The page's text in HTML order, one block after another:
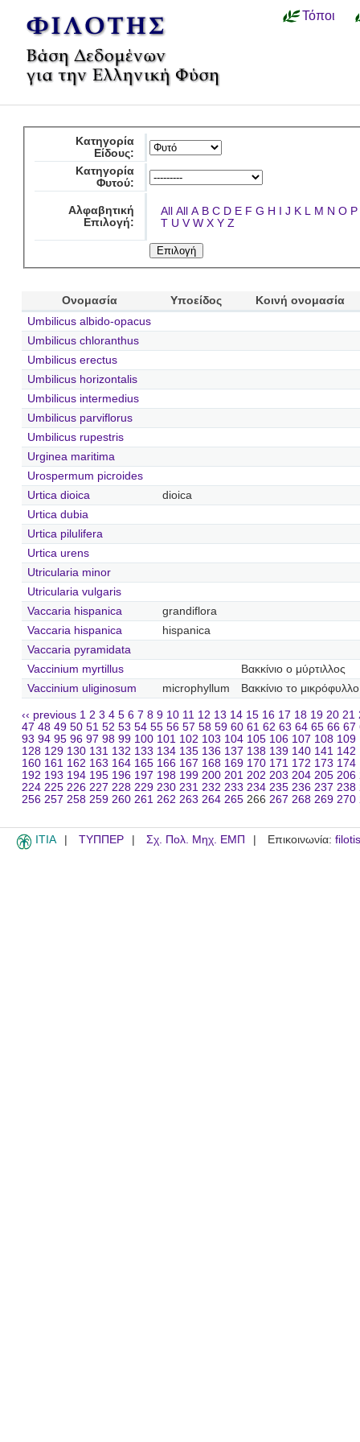
Τόποι
Κατηγορία
Είδους:
Κατηγορία
Φυτού:
Αλφαβητική
Επιλογή:
All All A B C D E F G H I J K L M N O P
T U V W X Y Z
Ονομασία Υποείδος
Κοινή ονομασία
Umbilicus albido-opacus
Umbilicus chloranthus
Umbilicus erectus
Umbilicus horizontalis
Umbilicus intermedius
Umbilicus parviflorus
Umbilicus rupestris
Urginea maritima
Urospermum picroides
Urtica dioica
dioica
Urtica dubia
Urtica pilulifera
Urtica urens
Utricularia minor
Utricularia vulgaris
Vaccaria hispanica
grandiflora
Vaccaria hispanica
hispanica
Vaccaria pyramidata
Vaccinium myrtillus
Βακκίνιο ο μύρτιλλος
Vaccinium uliginosum
microphyllum Βακκίνιο το μικρόφυλλο
‹‹ previous 1 2 3 4 5 6 7 8 9 10 11 12 13 14 15 16 17 18 19 20 21
47 48 49 50 51 52 53 54 55 56 57 58 59 60 61 62 63 64 65 66 67
93 94 95 96 97 98 99 100 101 102 103 104 105 106 107 108 109
128 129 130 131 132 133 134 135 136 137 138 139 140 141 142
160 161 162 163 164 165 166 167 168 169 170 171 172 173 174
192 193 194 195 196 197 198 199 200 201 202 203 204 205 206
224 225 226 227 228 229 230 231 232 233 234 235 236 237 238
256 257 258 259 260 261 262 263 264 265 266 267 268 269 270
ITIA ΤΥΠΠΕΡ Σχ. Πολ. Μηχ. ΕΜΠ Επικοινωνία: